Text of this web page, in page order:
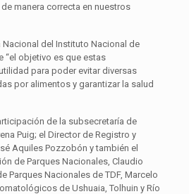
manera correcta en nuestros
Nacional del Instituto Nacional de
“el objetivo es que estas
para poder evitar diversas
por alimentos y garantizar la salud
de la subsecretaría de
Puig; el Director de Registro y
Aquiles Pozzobón y también el
de Parques Nacionales, Claudio
Parques Nacionales de TDF, Marcelo
de Ushuaia, Tolhuin y Río